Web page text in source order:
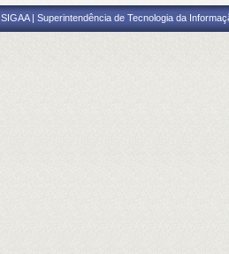
SIGAA | Superintendência de Tecnologia da